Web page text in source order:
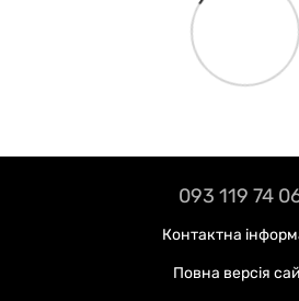
093 119 74
Контактна
Повна версія